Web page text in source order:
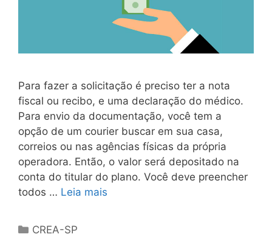
Para fazer a solicitação é preciso ter a nota
fiscal ou recibo, e uma declaração do médico.
Para envio da documentação, você tem a
opção de um courier buscar em sua casa,
correios ou nas agências físicas da própria
operadora. Então, o valor será depositado na
conta do titular do plano. Você deve preencher
todos … Leia mais
CREA-SP